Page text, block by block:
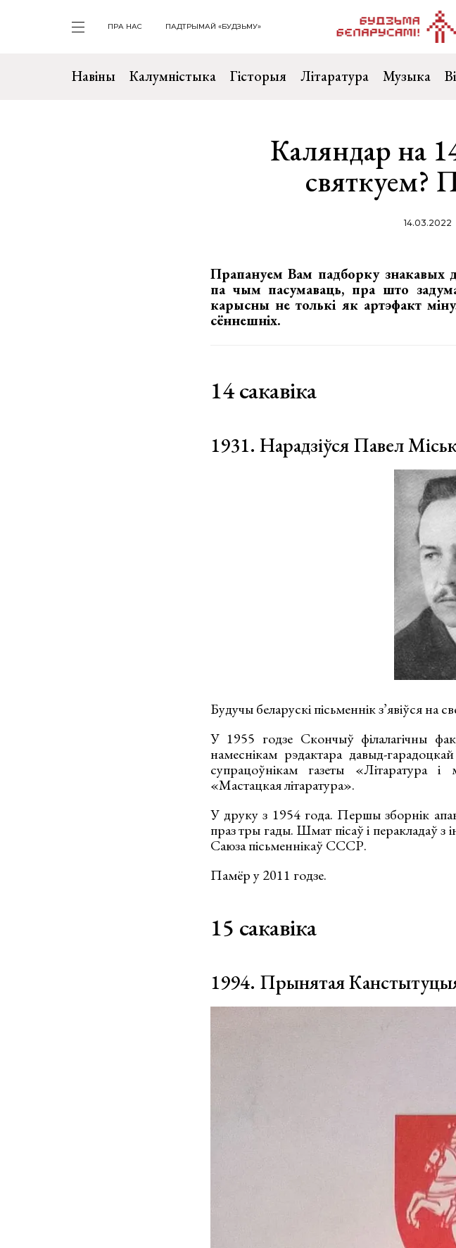
ПРА НАС ПАДТРЫМАЙ «БУДЗЬМУ»
Навіны Калумністыка Гісторыя Літаратура Музыка
Каляндар на
святкуем?
14.03.2022
Прапануем Вам падборку знакавых
па чым пасумаваць, пра што
карысны не толькі як артэфакт
сённешніх.
14 сакавіка
1931. Нарадзіўся Павел
Будучы беларускі пісьменнік з’явіўся на
У 1955 годзе Скончыў філалагічны
намеснікам рэдактара давыд-
супрацоўнікам газеты «Літаратура
«Мастацкая літаратура».
У друку з 1954 года. Першы зборнік
праз тры гады. Шмат пісаў і перакладаў
Саюза пісьменнікаў СССР.
Памёр у 2011 годзе.
15 сакавіка
1994. Прынятая Канстытуцыя